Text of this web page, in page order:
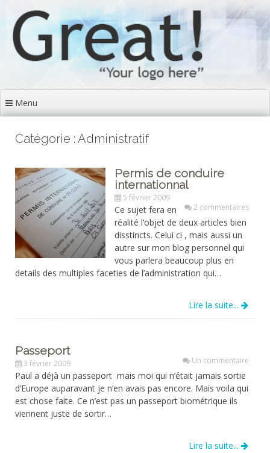
contenu
principal
Menu
Catégorie : Administratif
Permis de conduire
internationnal
5 février 2009
2 commentaires
Ce sujet fera en
réalité l’objet de deux articles bien
disstincts. Celui ci , mais aussi un
autre sur mon blog personnel qui
vous parlera beaucoup plus en
details des multiples faceties de l’administration qui…
Lire la suite...
Passeport
3 février 2009 Un commentaire
Paul a déjà un passeport mais moi qui n’était jamais sortie
d’Europe auparavant je n’en avais pas encore. Mais voila qui
est chose faite. Ce n’est pas un passeport biométrique ils
viennent juste de sortir…
Lire la suite...